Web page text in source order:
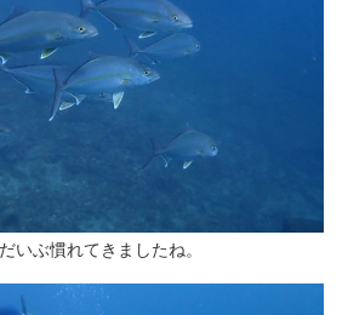
いぶ慣れてきましたね。